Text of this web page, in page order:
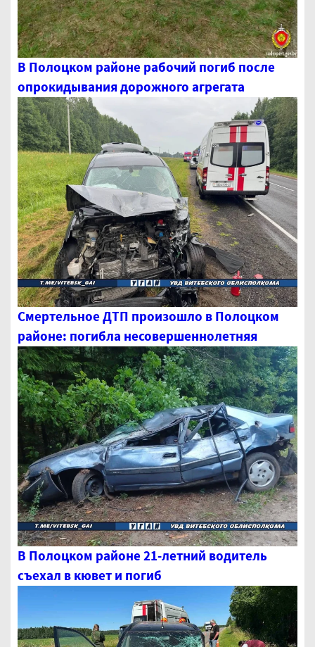
В Полоцком районе рабочий погиб после
опрокидывания дорожного агрегата
Смертельное ДТП произошло в Полоцком
районе: погибла несовершеннолетняя
В Полоцком районе 21-летний водитель
съехал в кювет и погиб